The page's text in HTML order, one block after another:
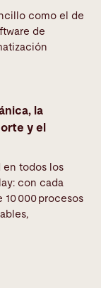
como el de
de
la
y el
en todos los
con cada
000 procesos